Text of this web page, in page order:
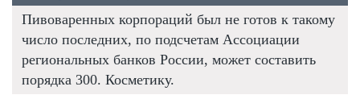
Пивоваренных корпораций был не готов к такому
число последних, по подсчетам Ассоциации
региональных банков России, может составить
порядка 300. Косметику.